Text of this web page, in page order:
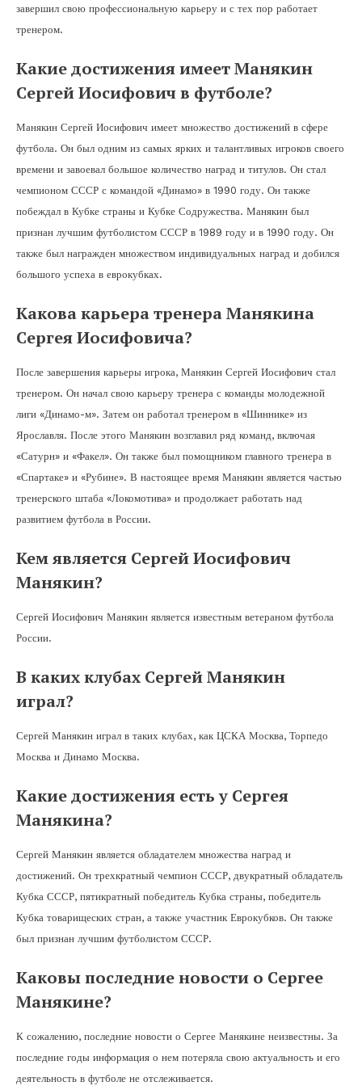
завершил свою профессиональную карьеру и с тех пор работает
тренером.
Какие достижения имеет Манякин
Сергей Иосифович в футболе?
Манякин Сергей Иосифович имеет множество достижений в сфере
футбола. Он был одним из самых ярких и талантливых игроков своего
времени и завоевал большое количество наград и титулов. Он стал
чемпионом СССР с командой «Динамо» в 1990 году. Он также
побеждал в Кубке страны и Кубке Содружества. Манякин был
признан лучшим футболистом СССР в 1989 году и в 1990 году. Он
также был награжден множеством индивидуальных наград и добился
большого успеха в еврокубках.
Какова карьера тренера Манякина
Сергея Иосифовича?
После завершения карьеры игрока, Манякин Сергей Иосифович стал
тренером. Он начал свою карьеру тренера с команды молодежной
лиги «Динамо-м». Затем он работал тренером в «Шиннике» из
Ярославля. После этого Манякин возглавил ряд команд, включая
«Сатурн» и «Факел». Он также был помощником главного тренера в
«Спартаке» и «Рубине». В настоящее время Манякин является частью
тренерского штаба «Локомотива» и продолжает работать над
развитием футбола в России.
Кем является Сергей Иосифович
Манякин?
Сергей Иосифович Манякин является известным ветераном футбола
России.
В каких клубах Сергей Манякин
играл?
Сергей Манякин играл в таких клубах, как ЦСКА Москва, Торпедо
Москва и Динамо Москва.
Какие достижения есть у Сергея
Манякина?
Сергей Манякин является обладателем множества наград и
достижений. Он трехкратный чемпион СССР, двукратный обладатель
Кубка СССР, пятикратный победитель Кубка страны, победитель
Кубка товарищеских стран, а также участник Еврокубков. Он также
был признан лучшим футболистом СССР.
Каковы последние новости о Сергее
Манякине?
К сожалению, последние новости о Сергее Манякине неизвестны. За
последние годы информация о нем потеряла свою актуальность и его
деятельность в футболе не отслеживается.